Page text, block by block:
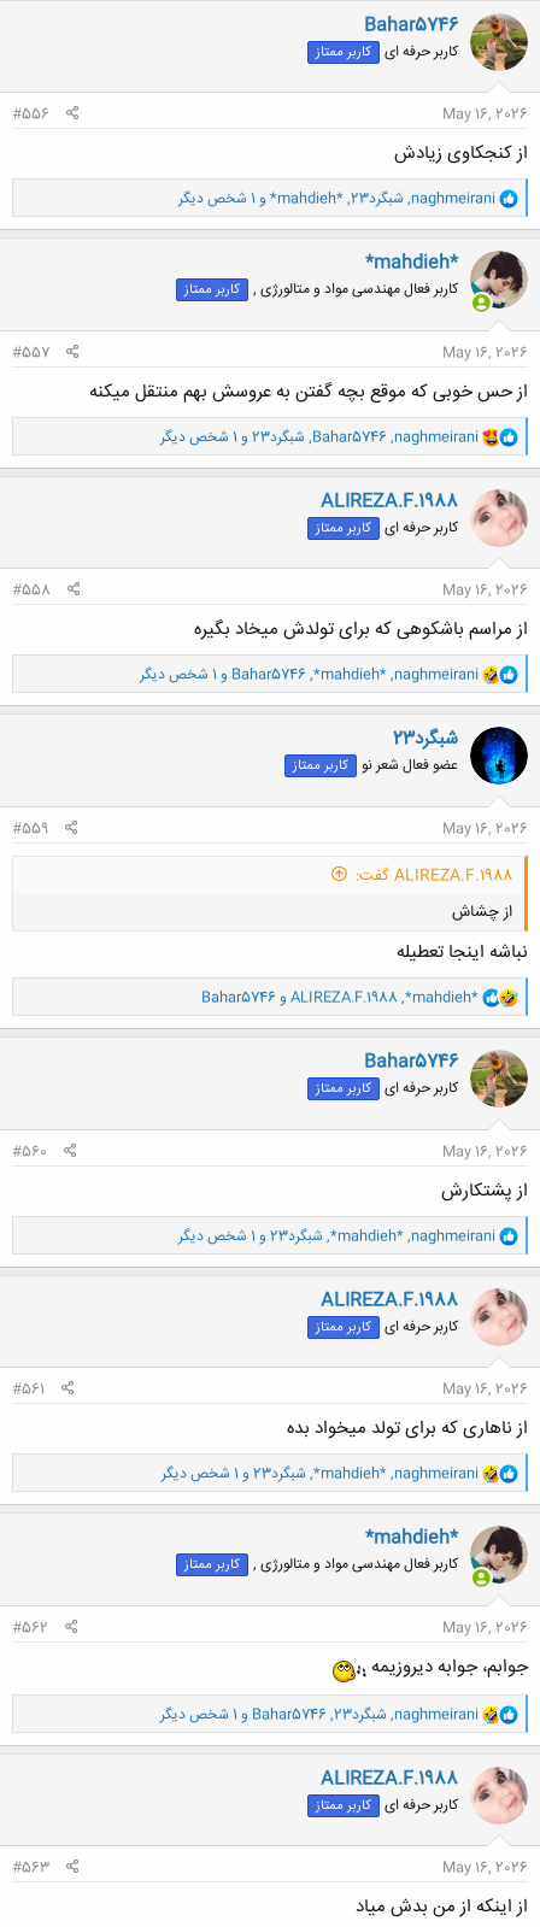
ن
ش
ه
:
Bahar5746
کاربر حرفه ای کاربر ممتاز
May 16, 2026
#556
از کنجکاوی زیادش
و
ا
ک
ن
ش
ه
ا
naghmeirani
, شبگرد23 ,
*mahdieh* و 1 شخص دیگر
*mahdieh*
کاربر فعال مهندسی مواد و متالورژی , کاربر ممتاز
May 16, 2026
#557
از حس خوبی که موقع بچه گفتن به عروسش بهم منتقل میکنه
و
ا
ک
ش
ه
:
naghmeirani
,
Bahar5746
, شبگرد23 و 1 شخص دیگر
ALIREZA.F.1988
کاربر حرفه ای کاربر ممتاز
May 16, 2026
#558
از مراسم باشکوهی که برای تولدش میخاد بگیره
و
ا
ک
ن
ش
ه
:
naghmeirani
,
*mahdieh*
,
Bahar5746 و 1 شخص دیگر
شبگرد23
عضو فعال شعر نو کاربر ممتاز
May 16, 2026
#559
ALIREZA.F.1988 گفت:
از چشاش
کلیک کنید تا باز شود...
نباشه اینجا تعطیله
و
ا
ک
ن
ش
ه
:
*mahdieh*
,
ALIREZA.F.1988 و Bahar5746
Bahar5746
کاربر حرفه ای کاربر ممتاز
May 16, 2026
#560
از پشتکارش
و
ا
ک
ن
ش
ه
ا
naghmeirani
,
*mahdieh*
, شبگرد23 و 1 شخص دیگر
ALIREZA.F.1988
کاربر حرفه ای کاربر ممتاز
May 16, 2026
#561
از ناهاری که برای تولد میخواد بده
و
ا
ک
ن
ش
ه
ا
:
naghmeirani
,
*mahdieh*
, شبگرد23 و 1 شخص دیگر
*mahdieh*
کاربر فعال مهندسی مواد و متالورژی , کاربر ممتاز
May 16, 2026
#562
جوابم، جوابه دیروزیمه
و
ا
ک
ش
ه
:
naghmeirani
, شبگرد23 ,
Bahar5746 و 1 شخص دیگر
ALIREZA.F.1988
کاربر حرفه ای کاربر ممتاز
May 16, 2026
#563
از اینکه از من بدش میاد